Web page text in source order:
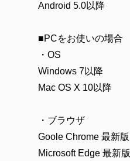
Android 5.0以降
■PCをお使いの場合
・OS
Windows 7以降
Mac OS X 10以降
・ブラウザ
Goole Chrome 最新版
Microsoft Edge 最新版